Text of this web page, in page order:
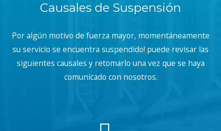
Causales de Suspensión
Por algún motivo de fuerza mayor, momentáneamente
su servicio se encuentra suspendido! puede revisar las
siguientes causales y retomarlo una vez que se haya
comunicado con nosotros.